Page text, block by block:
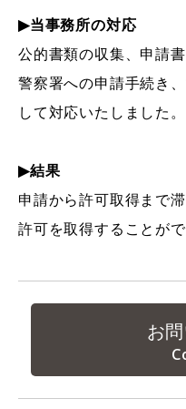
▶当事務所の対応
公的書類の収集、申請
警察署への申請手続き
して対応いたしました。
▶結果
申請から許可取得まで
許可を取得することがで
お